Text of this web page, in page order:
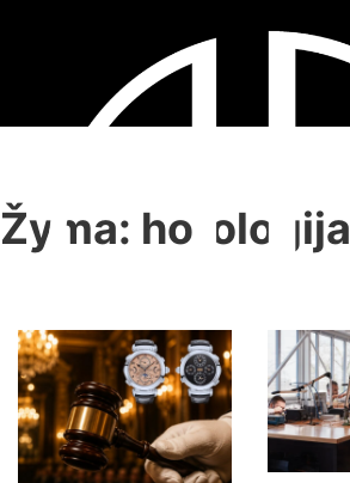
Žyma: horologija